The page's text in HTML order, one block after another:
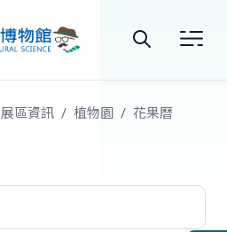
站
展區資訊 植物園
花果曆